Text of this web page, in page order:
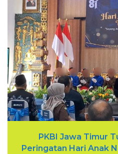
PKBI Jawa Timur
Peringatan Hari Anak